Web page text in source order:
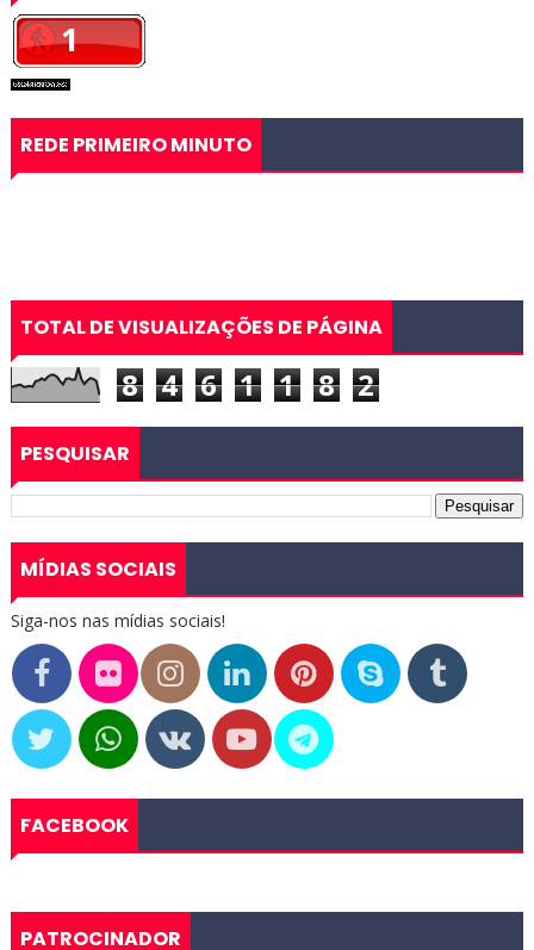
REDE PRIMEIRO MINUTO
TOTAL DE VISUALIZAÇÕES DE PÁGINA
8 4 6 1 1 8 2
PESQUISAR
MÍDIAS SOCIAIS
Siga-nos nas mídias sociais!
FACEBOOK
PATROCINADOR